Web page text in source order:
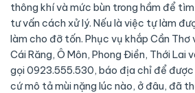
thông khí và mức bùn trong hầm để tìm
tư vấn cách xử lý. Nếu là việc tự làm
làm cho đỡ tốn. Phục vụ khắp Cần Thơ
Cái Răng, Ô Môn, Phong Điền, Thới Lai
gọi 0923.555.530, báo địa chỉ để được
cứ mô tả mùi nặng lúc nào, ở đâu, đã